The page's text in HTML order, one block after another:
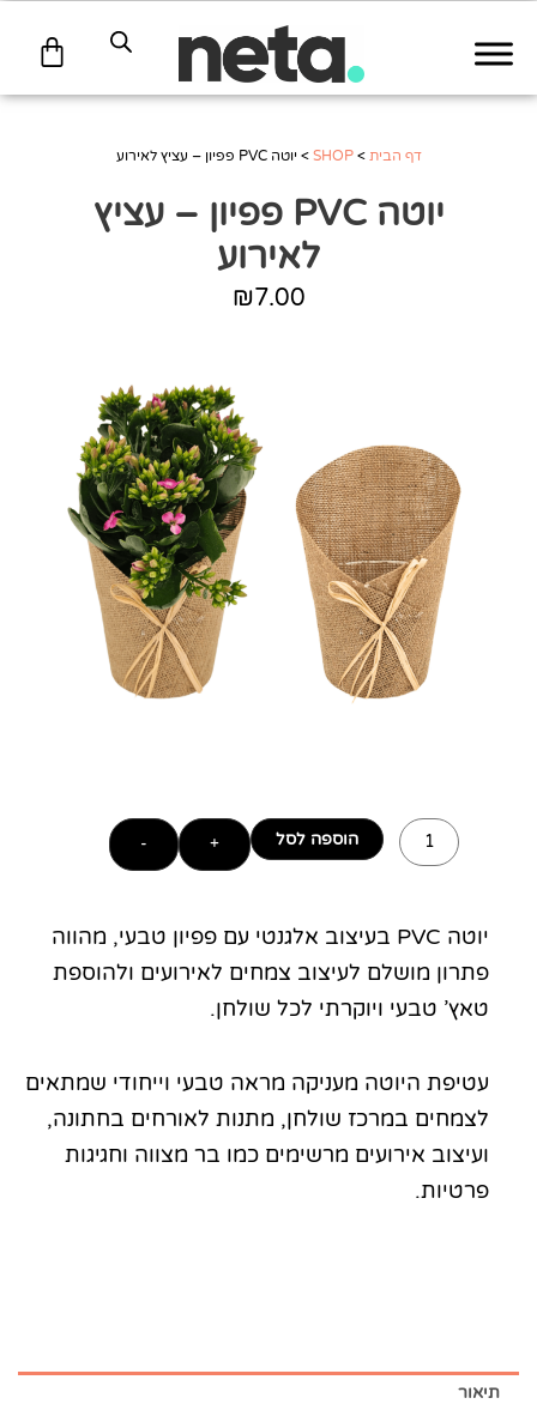
+
כמות
של
יוטה
-
עציץ
לאירוע
- הוספה לסל
יוטה PVC בעיצוב אלגנטי עם פפיון טבעי, מהווה
פתרון מושלם לעיצוב צמחים לאירועים ולהוספת
טאץ’ טבעי ויוקרתי לכל שולחן.
עטיפת היוטה מעניקה מראה טבעי וייחודי שמתאים
לצמחים במרכז שולחן, מתנות לאורחים בחתונה,
ועיצוב אירועים מרשימים כמו בר מצווה וחגיגות
פרטיות.
דף הבית >
SHOP
> יוטה PVC פפיון – עציץ לאירוע
יוטה PVC פפיון – עציץ
לאירוע
₪7.00
תיאור